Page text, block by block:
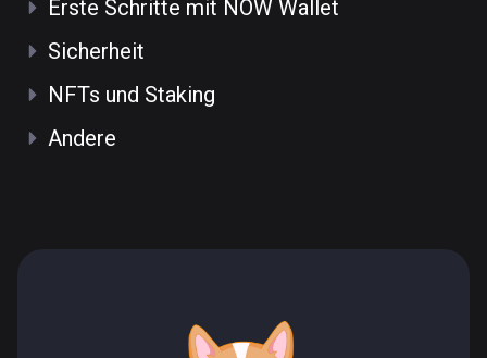
Erste Schritte mit NOW Wallet
Sicherheit
NFTs und Staking
Andere